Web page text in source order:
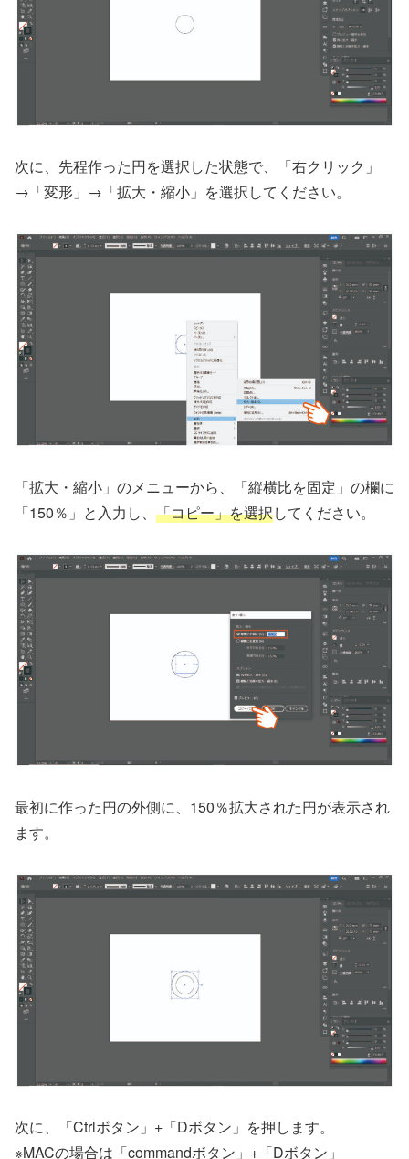
次に、先程作った円を選択した状態で、「右クリック」
→「変形」→「拡大・縮小」を選択してください。
「拡大・縮小」のメニューから、「縦横比を固定」の欄に
「150％」と入力し、 「コピー」を選択してください。
最初に作った円の外側に、150％拡大された円が表示され
ます。
次に、「Ctrlボタン」+「Dボタン」を押します。
※MACの場合は「commandボタン」+「Dボタン」